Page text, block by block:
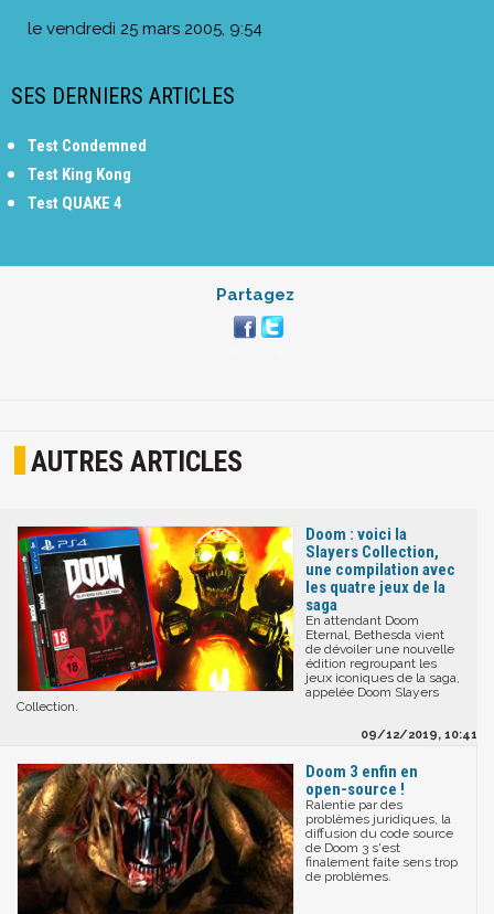
le vendredi 25 mars 2005, 9:54
SES DERNIERS ARTICLES
Test Condemned
Test King Kong
Test QUAKE 4
Partagez
AUTRES ARTICLES
Doom : voici la
Slayers Collection,
une compilation avec
les quatre jeux de la
saga
En attendant Doom
Eternal, Bethesda vient
de dévoiler une nouvelle
édition regroupant les
jeux iconiques de la saga,
appelée Doom Slayers
Collection.
09/12/2019, 10:41
Doom 3 enfin en
open-source !
Ralentie par des
problèmes juridiques, la
diffusion du code source
de Doom 3 s'est
finalement faite sens trop
de problèmes.